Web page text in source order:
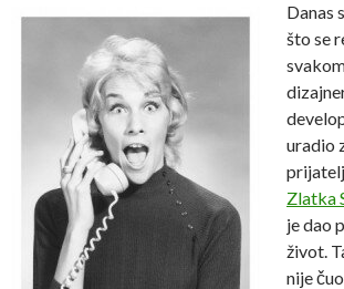
Danas
što se
uradio
Zlatka
je dao
život.
nije